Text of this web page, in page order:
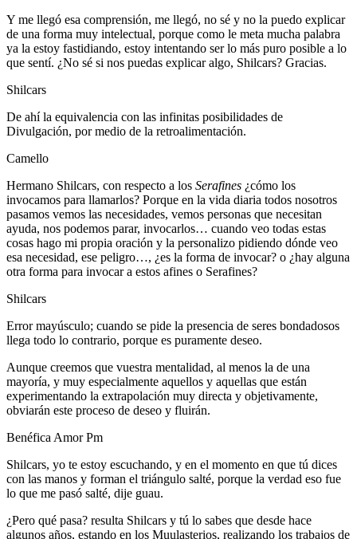
Y me llegó esa comprensión, me llegó, no sé y no la puedo explicar
de una forma muy intelectual, porque como le meta mucha palabra
ya la estoy fastidiando, estoy intentando ser lo más puro posible a lo
que sentí. ¿No sé si nos puedas explicar algo, Shilcars? Gracias.
Shilcars
De ahí la equivalencia con las infinitas posibilidades de
Divulgación, por medio de la retroalimentación.
Camello
Hermano Shilcars, con respecto a los Serafines ¿cómo los
invocamos para llamarlos? Porque en la vida diaria todos nosotros
pasamos vemos las necesidades, vemos personas que necesitan
ayuda, nos podemos parar, invocarlos… cuando veo todas estas
cosas hago mi propia oración y la personalizo pidiendo dónde veo
esa necesidad, ese peligro…, ¿es la forma de invocar? o ¿hay alguna
otra forma para invocar a estos afines o Serafines?
Shilcars
Error mayúsculo; cuando se pide la presencia de seres bondadosos
llega todo lo contrario, porque es puramente deseo.
Aunque creemos que vuestra mentalidad, al menos la de una
mayoría, y muy especialmente aquellos y aquellas que están
experimentando la extrapolación muy directa y objetivamente,
obviarán este proceso de deseo y fluirán.
Benéfica Amor Pm
Shilcars, yo te estoy escuchando, y en el momento en que tú dices
con las manos y forman el triángulo salté, porque la verdad eso fue
lo que me pasó salté, dije guau.
¿Pero qué pasa? resulta Shilcars y tú lo sabes que desde hace
algunos años, estando en los Muulasterios, realizando los trabajos de